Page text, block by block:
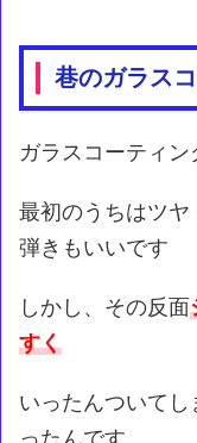
巷のガラス
ガラスコーティ
最初のうちはツ
弾きもいいです
しかし、その反面
すく
いったんついてし
ったんです